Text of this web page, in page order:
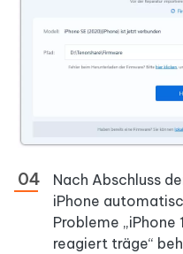
Nach Abschluss
iPhone
Probleme „iPhone
reagiert träge“